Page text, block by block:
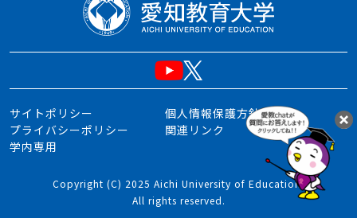
サイトポリシー
個人情報保護方針
プライバシーポリシー
関連リンク
学内専用
Copyright (C) 2025 Aichi University of Education.
All rights reserved.